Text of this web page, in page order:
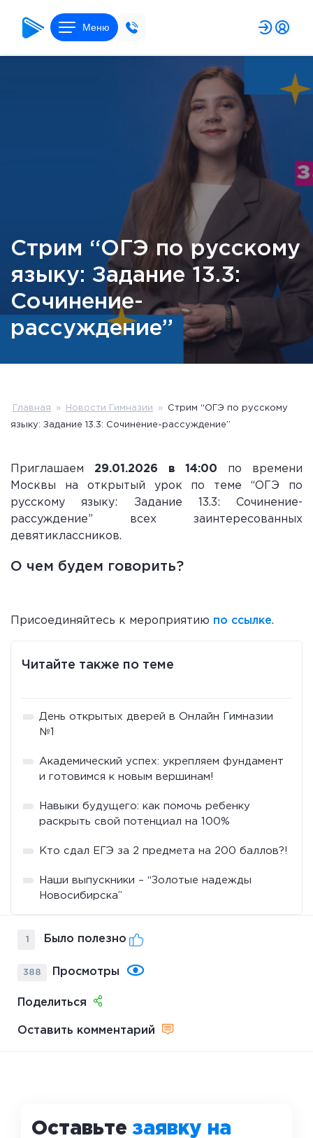
Меню
Стрим “ОГЭ по русскому
языку: Задание 13.3:
Сочинение-
рассуждение”
Главная » Новости Гимназии » Стрим “ОГЭ по русскому
языку: Задание 13.3: Сочинение-рассуждение”
Приглашаем 29.01.2026 в 14:00 по времени
Москвы на открытый урок по теме “ОГЭ по
русскому языку: Задание 13.3: Сочинение-
рассуждение” всех заинтересованных
девятиклассников.
О чем будем говорить?
Присоединяйтесь к мероприятию по ссылке.
Читайте также по теме
День открытых дверей в Онлайн Гимназии
№1
Академический успех: укрепляем фундамент
и готовимся к новым вершинам!
Навыки будущего: как помочь ребенку
раскрыть свой потенциал на 100%
Кто сдал ЕГЭ за 2 предмета на 200 баллов?!
Наши выпускники – “Золотые надежды
Новосибирска”
1 Было полезно
388 Просмотры
Поделиться
Оставить комментарий
Оставьтезаявку на